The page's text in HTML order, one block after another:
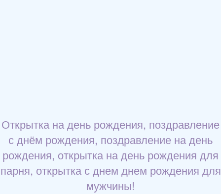
Открытка на день рождения, поздравление
с днём рождения, поздравление на день
рождения, открытка на день рождения для
парня, открытка с днем днем рождения для
мужчины!